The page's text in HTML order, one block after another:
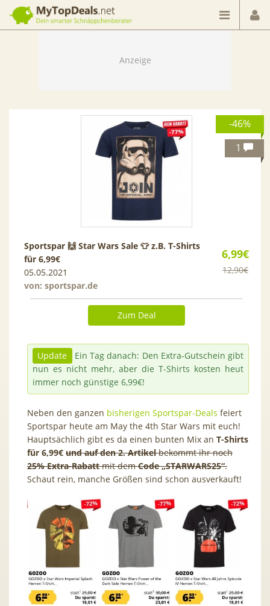
Dein smarter Schnäppchenberater
-46%
1
6,99€
12,90€
Sportspar 🙌 Star Wars Sale 👕 z.B. T-Shirts
für 6,99€
05.05.2021
von: sportspar.de
Zum Deal
Update
Ein Tag danach: Den Extra-Gutschein gibt
nun es nicht mehr, aber die T-Shirts kosten heut
immer noch günstige 6,99€!
Neben den ganzen bisherigen Sportspar-Deals feiert
Sportspar heute am May the 4th Star Wars mit euch!
Hauptsächlich gibt es da einen bunten Mix an T-Shirts
für 6,99€ und auf den 2. Artikelbekommt ihr noch
25% Extra-Rabattmit demCode „STARWARS25“.
Schaut rein, manche Größen sind schon ausverkauft!